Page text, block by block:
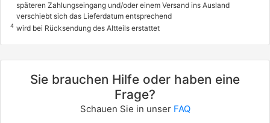
späteren Zahlungseingang und/oder einem Versand ins Ausland
verschiebt sich das Lieferdatum entsprechend
4 wird bei Rücksendung des Altteils erstattet
Sie brauchen Hilfe oder haben eine
Frage?
Schauen Sie in unser FAQ